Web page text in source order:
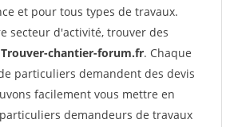
et pour tous types de travaux.
secteur d'activité, trouver des
Trouver-chantier-forum.fr. Chaque
particuliers demandent des devis
facilement vous mettre en
demandeurs de travaux